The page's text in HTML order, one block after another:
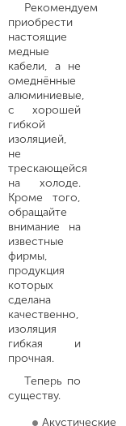
Рекомендуем
приобрести
настоящие
медные
кабели, а не
омеднённые
алюминиевые,
с хорошей
гибкой
изоляцией,
не
трескающейся
на холоде.
Кроме того,
обращайте
внимание на
известные
фирмы,
продукция
которых
сделана
качественно,
изоляция
гибкая и
прочная.
Теперь по
существу.
Акустические